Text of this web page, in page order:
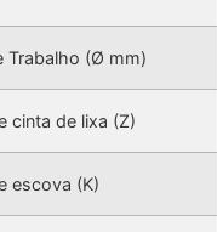
Trabalho (Ø mm)
cinta de lixa (Z)
escova (K)